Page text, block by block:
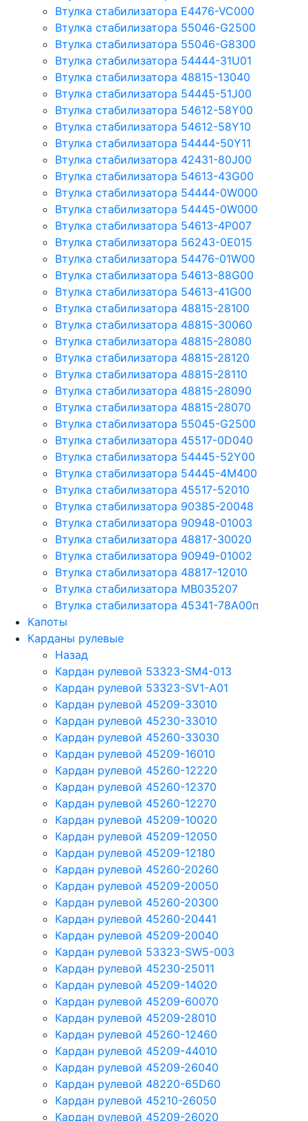
Втулка стабилизатора E4476-VC000
Втулка стабилизатора 55046-G2500
Втулка стабилизатора 55046-G8300
Втулка стабилизатора 54444-31U01
Втулка стабилизатора 48815-13040
Втулка стабилизатора 54445-51J00
Втулка стабилизатора 54612-58Y00
Втулка стабилизатора 54612-58Y10
Втулка стабилизатора 54444-50Y11
Втулка стабилизатора 42431-80J00
Втулка стабилизатора 54613-43G00
Втулка стабилизатора 54444-0W000
Втулка стабилизатора 54445-0W000
Втулка стабилизатора 54613-4P007
Втулка стабилизатора 56243-0E015
Втулка стабилизатора 54476-01W00
Втулка стабилизатора 54613-88G00
Втулка стабилизатора 54613-41G00
Втулка стабилизатора 48815-28100
Втулка стабилизатора 48815-30060
Втулка стабилизатора 48815-28080
Втулка стабилизатора 48815-28120
Втулка стабилизатора 48815-28110
Втулка стабилизатора 48815-28090
Втулка стабилизатора 48815-28070
Втулка стабилизатора 55045-G2500
Втулка стабилизатора 45517-0D040
Втулка стабилизатора 54445-52Y00
Втулка стабилизатора 54445-4M400
Втулка стабилизатора 45517-52010
Втулка стабилизатора 90385-20048
Втулка стабилизатора 90948-01003
Втулка стабилизатора 48817-30020
Втулка стабилизатора 90949-01002
Втулка стабилизатора 48817-12010
Втулка стабилизатора MB035207
Втулка стабилизатора 45341-78A00п
Капоты
Карданы рулевые
Назад
Кардан рулевой 53323-SM4-013
Кардан рулевой 53323-SV1-A01
Кардан рулевой 45209-33010
Кардан рулевой 45230-33010
Кардан рулевой 45260-33030
Кардан рулевой 45209-16010
Кардан рулевой 45260-12220
Кардан рулевой 45260-12370
Кардан рулевой 45260-12270
Кардан рулевой 45209-10020
Кардан рулевой 45209-12050
Кардан рулевой 45209-12180
Кардан рулевой 45260-20260
Кардан рулевой 45209-20050
Кардан рулевой 45260-20300
Кардан рулевой 45260-20441
Кардан рулевой 45209-20040
Кардан рулевой 53323-SW5-003
Кардан рулевой 45230-25011
Кардан рулевой 45209-14020
Кардан рулевой 45209-60070
Кардан рулевой 45209-28010
Кардан рулевой 45260-12460
Кардан рулевой 45209-44010
Кардан рулевой 45209-26040
Кардан рулевой 48220-65D60
Кардан рулевой 45210-26050
Кардан рулевой 45209-26020